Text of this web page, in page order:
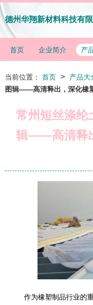
德州华翔新材料科技有限
首页 企业简介 产
当前位置： 首页 > 产品大
图辑——高清释出，深化橡
常州短丝涤纶
辑——高清释
作为橡塑制品行业的